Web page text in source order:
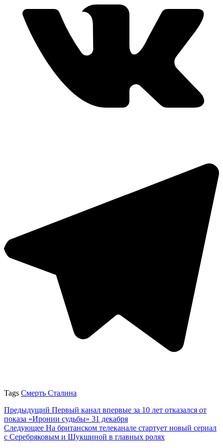
Tags Смерть Сталина
Предыдущий Первый канал впервые за 10 лет отказался от
показа «Иронии судьбы» 31 декабря
Следующее На британском телеканале стартует новый сериал
с Серебряковым и Шукшиной в главных ролях